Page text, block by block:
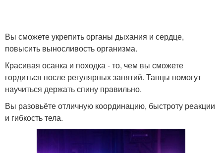
Вы сможете укрепить органы дыхания и сердце,
повысить выносливость организма.
Красивая осанка и походка - то, чем вы сможете
гордиться после регулярных занятий. Танцы помогут
научиться держать спину правильно.
Вы разовьёте отличную координацию, быстроту реакции
и гибкость тела.